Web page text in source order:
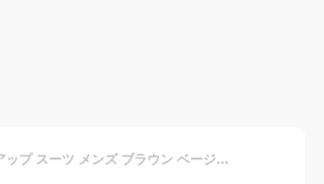
オラオラ系 セットアップ スーツ メンズ ブラウン ベージュスーツ メンズファッション ダブルスーツ お兄系 オラオラ系 悪羅悪羅系 チンピラ ヤンキー 2021 秋 冬 新作 オラオラファッション 悪羅悪羅ファッション グリーン グレー 結婚式 二次会 成人式 パーティー